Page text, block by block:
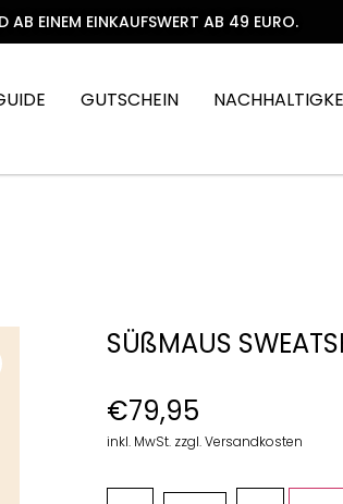
AB EINEM EINKAUFSWERT AB 49 EURO.
GUTSCHEIN
SÜßMAUS
€79,95
inkl. MwSt. zzgl. Versandkosten